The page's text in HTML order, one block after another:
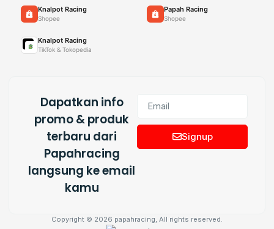
Knalpot Racing
Shopee
Papah Racing
Shopee
Knalpot Racing
TikTok & Tokopedia
Dapatkan info
promo & produk
terbaru dari
Papahracing
langsung ke email
kamu
Signup
Copyright © 2026 papahracing, All rights reserved.